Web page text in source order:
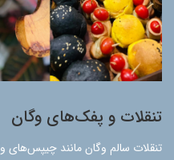
تنقلات و پفک‌های وگان
تنقلات سالم وگان مانند